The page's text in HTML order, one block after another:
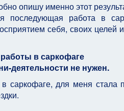
опишу именно этот
последующая работа в
себя, своих целей
в саркофаге
деятельности не нужен.
саркофаге, для меня стала